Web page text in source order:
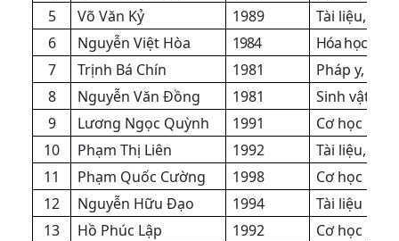
5
Võ Văn Kỷ 1989
Tài liệu,
6
Nguyễn Việt Hòa 1984
Hóa học,
7
Trịnh Bá Chín 1981
Pháp y,
8
Nguyễn Văn Đồng 1981
Sinh vật
9
Lương Ngọc Quỳnh 1991
Cơ học
10
Phạm Thị Liên 1992
Tài liệu,
11
Phạm Quốc Cường 1998
Cơ học
12
Nguyễn Hữu Đạo 1994
Tài liệu
13
Hồ Phúc Lập 1992
Cơ học